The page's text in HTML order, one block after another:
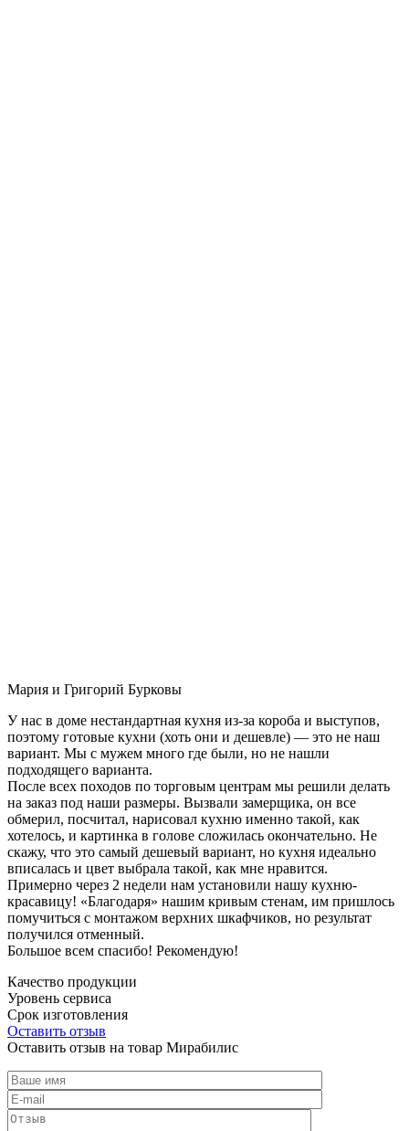
Мария и Григорий Бурковы
У нас в доме нестандартная кухня из-за короба и выступов,
поэтому готовые кухни (хоть они и дешевле) — это не наш
вариант. Мы с мужем много где были, но не нашли
подходящего варианта.
После всех походов по торговым центрам мы решили делать
на заказ под наши размеры. Вызвали замерщика, он все
обмерил, посчитал, нарисовал кухню именно такой, как
хотелось, и картинка в голове сложилась окончательно. Не
скажу, что это самый дешевый вариант, но кухня идеально
вписалась и цвет выбрала такой, как мне нравится.
Примерно через 2 недели нам установили нашу кухню-
красавицу! «Благодаря» нашим кривым стенам, им пришлось
помучиться с монтажом верхних шкафчиков, но результат
получился отменный.
Большое всем спасибо! Рекомендую!
Качество продукции
Уровень сервиса
Срок изготовления
Оставить отзыв
Оставить отзыв на товар Мирабилис